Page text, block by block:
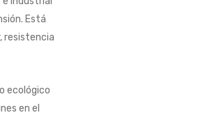
Está
resistencia
ecológico
en el